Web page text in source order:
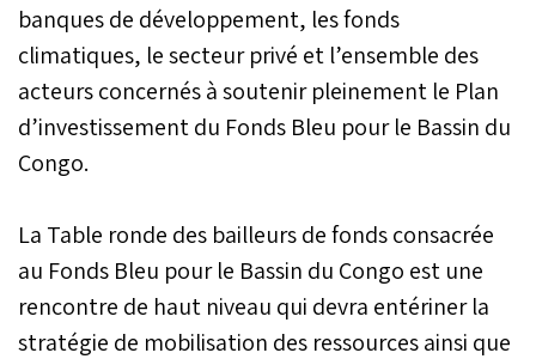
banques de développement, les fonds
climatiques, le secteur privé et l’ensemble des
acteurs concernés à soutenir pleinement le Plan
d’investissement du Fonds Bleu pour le Bassin du
Congo.
La Table ronde des bailleurs de fonds consacrée
au Fonds Bleu pour le Bassin du Congo est une
rencontre de haut niveau qui devra entériner la
stratégie de mobilisation des ressources ainsi que